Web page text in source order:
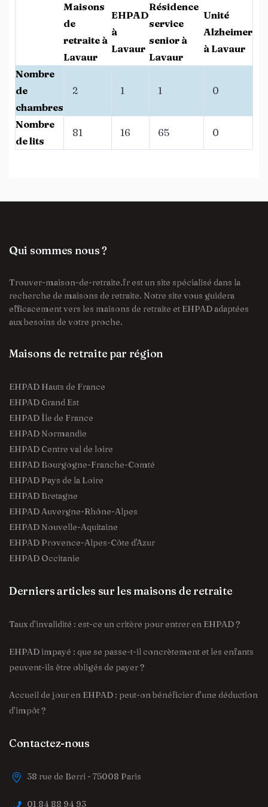
Maisons
de
retraite à
Lavaur
EHPAD
à
Lavaur
Résidence
service
senior à
Lavaur
Unité
Alzheimer
à Lavaur
Nombre
de
chambres
2 1 1 0
Nombre
de lits
81 16 65 0
Qui sommes nous ?
Trouver-maison-de-retraite.fr est un site spécialisé dans la
recherche de maisons de retraite. Notre site vous guidera
efficacement vers les maisons de retraite et EHPAD adaptées
aux besoins de votre proche.
Maisons de retraite par région
EHPAD Hauts de France
EHPAD Grand Est
EHPAD Île de France
EHPAD Normandie
EHPAD Centre val de loire
EHPAD Bourgogne-Franche-Comté
EHPAD Pays de la Loire
EHPAD Bretagne
EHPAD Auvergne-Rhône-Alpes
EHPAD Nouvelle-Aquitaine
EHPAD Provence-Alpes-Côte d'Azur
EHPAD Occitanie
Derniers articles sur les maisons de retraite
Taux d’invalidité : est-ce un critère pour entrer en EHPAD ?
EHPAD impayé : que se passe-t-il concrètement et les enfants
peuvent-ils être obligés de payer ?
Accueil de jour en EHPAD : peut-on bénéficier d’une déduction
d’impôt ?
Contactez-nous
38 rue de Berri - 75008 Paris
01 84 88 94 93